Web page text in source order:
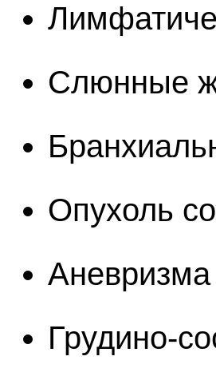
Слюнные
Опухоль
Аневризма
Грудино-